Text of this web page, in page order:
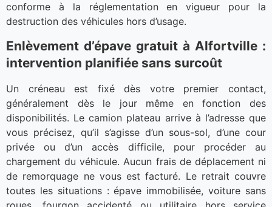
conforme à la réglementation en vigueur pour la
destruction des véhicules hors d’usage.
Enlèvement d’épave gratuit à Alfortville :
intervention planifiée sans surcoût
Un créneau est fixé dès votre premier contact,
généralement dès le jour même en fonction des
disponibilités. Le camion plateau arrive à l’adresse que
vous précisez, qu’il s’agisse d’un sous-sol, d’une cour
privée ou d’un accès difficile, pour procéder au
chargement du véhicule. Aucun frais de déplacement ni
de remorquage ne vous est facturé. Le retrait couvre
toutes les situations : épave immobilisée, voiture sans